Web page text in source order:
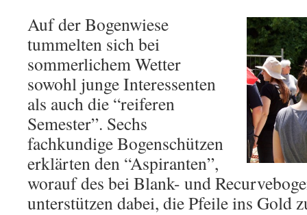
Auf der Bogenwiese
tummelten sich bei
sommerlichem Wetter
sowohl junge Interessenten
als auch die “reiferen
Semester”. Sechs
fachkundige Bogenschützen
erklärten den “Aspiranten”,
worauf des bei Blank- und
unterstützen dabei, die Pfeile ins Gold